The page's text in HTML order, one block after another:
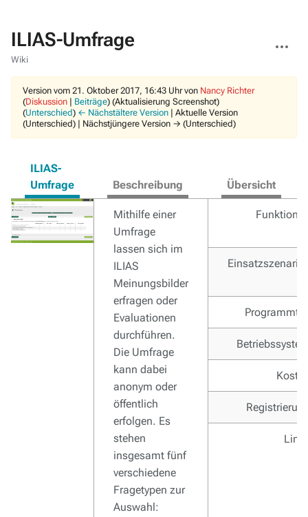
ILIAS-Umfrage
Wiki
Aktionen
Version vom 21. Oktober 2017, 16:43 Uhr von Nancy Richter
(Diskussion | Beiträge) (Aktualisierung Screenshot)
(Unterschied) ← Nächstältere Version | Aktuelle Version
(Unterschied) | Nächstjüngere Version → (Unterschied)
ILIAS-
Umfrage
Beschreibung Übersicht
Mithilfe einer
Umfrage
lassen sich im
ILIAS
Meinungsbilder
erfragen oder
Evaluationen
durchführen.
Die Umfrage
kann dabei
anonym oder
öffentlich
erfolgen. Es
stehen
insgesamt fünf
verschiedene
Fragetypen zur
Auswahl: